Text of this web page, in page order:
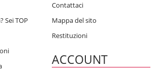
Sei TOP
Contattaci
Mappa del sito
Restituzioni
ACCOUNT